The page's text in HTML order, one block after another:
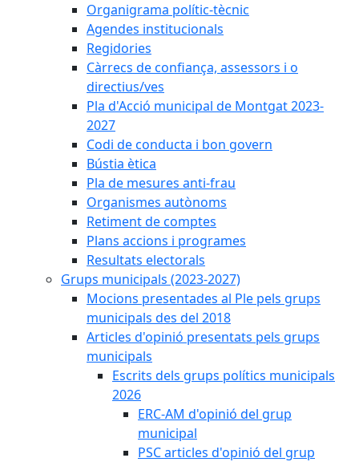
Organigrama polític-tècnic
Agendes institucionals
Regidories
Càrrecs de confiança, assessors i o
directius/ves
Pla d'Acció municipal de Montgat 2023-
2027
Codi de conducta i bon govern
Bústia ètica
Pla de mesures anti-frau
Organismes autònoms
Retiment de comptes
Plans accions i programes
Resultats electorals
Grups municipals (2023-2027)
Mocions presentades al Ple pels grups
municipals des del 2018
Articles d'opinió presentats pels grups
municipals
Escrits dels grups polítics municipals
2026
ERC-AM d'opinió del grup
municipal
PSC articles d'opinió del grup